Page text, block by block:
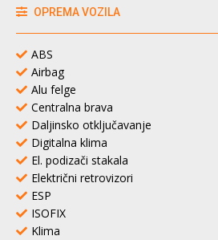
OPREMA VOZILA
ABS
Airbag
Alu felge
Centralna brava
Daljinsko otključavanje
Digitalna klima
El. podizači stakala
Električni retrovizori
ESP
ISOFIX
Klima